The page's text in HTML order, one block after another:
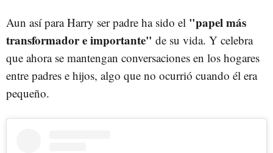
Aun así para Harry ser padre ha sido el "papel más
transformador e importante" de su vida. Y celebra
que ahora se mantengan conversaciones en los hogares
entre padres e hijos, algo que no ocurrió cuando él era
pequeño.